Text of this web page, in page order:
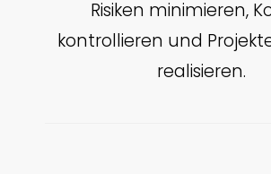
Risiken minimieren,
kontrollieren und
realisieren.